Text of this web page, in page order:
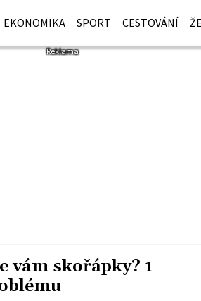
EKONOMIKA SPORT CESTOVÁNÍ
vám skořápky? 1